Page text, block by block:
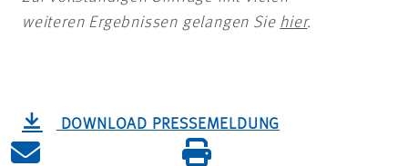
weiteren Ergebnissen gelangen Sie hier.
DOWNLOAD PRESSEMELDUNG